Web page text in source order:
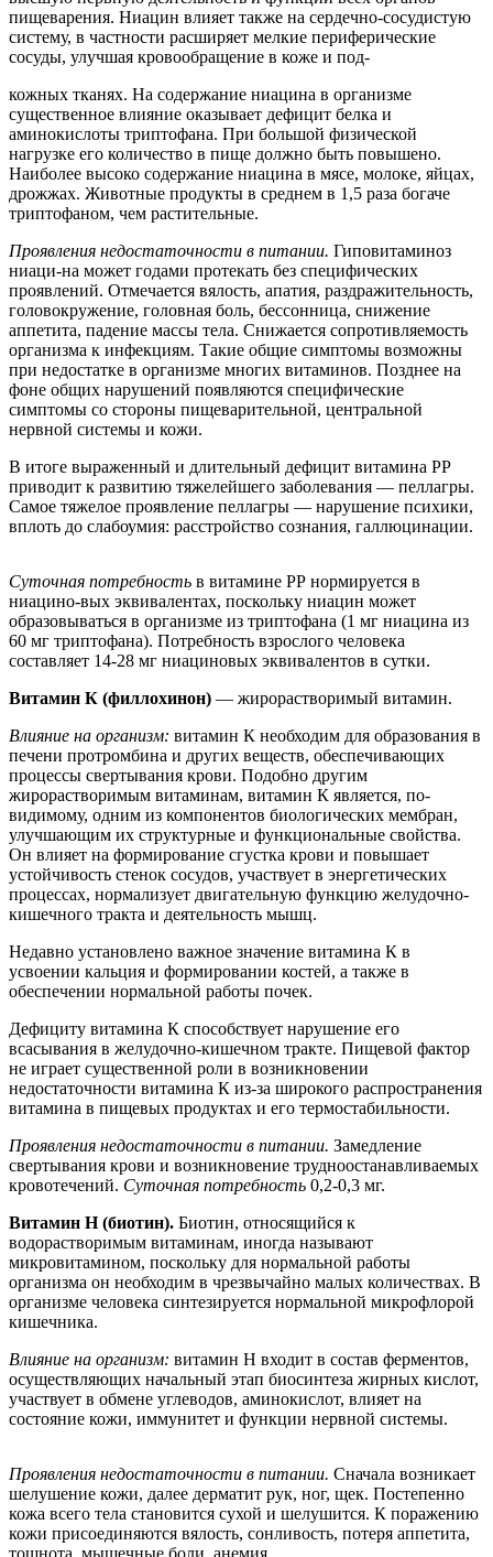
пищеварения. Ниацин влияет также на сердечно-сосудистую
систему, в частности расширяет мелкие периферические
сосуды, улучшая кровообращение в коже и под-
кожных тканях. На содержание ниацина в организме
существенное влияние оказывает дефицит белка и
аминокислоты триптофана. При большой физической
нагрузке его количество в пище должно быть повышено.
Наиболее высоко содержание ниацина в мясе, молоке, яйцах,
дрожжах. Животные продукты в среднем в 1,5 раза богаче
триптофаном, чем растительные.
Проявления недостаточности в питании. Гиповитаминоз
ниаци-на может годами протекать без специфических
проявлений. Отмечается вялость, апатия, раздражительность,
головокружение, головная боль, бессонница, снижение
аппетита, падение массы тела. Снижается сопротивляемость
организма к инфекциям. Такие общие симптомы возможны
при недостатке в организме многих витаминов. Позднее на
фоне общих нарушений появляются специфические
симптомы со стороны пищеварительной, центральной
нервной системы и кожи.
В итоге выраженный и длительный дефицит витамина РР
приводит к развитию тяжелейшего заболевания — пеллагры.
Самое тяжелое проявление пеллагры — нарушение психики,
вплоть до слабоумия: расстройство сознания, галлюцинации.
Суточная потребность в витамине РР нормируется в
ниацино-вых эквивалентах, поскольку ниацин может
образовываться в организме из триптофана (1 мг ниацина из
60 мг триптофана). Потребность взрослого человека
составляет 14-28 мг ниациновых эквивалентов в сутки.
Витамин К (филлохинон) — жирорастворимый витамин.
Влияние на организм: витамин К необходим для образования в
печени протромбина и других веществ, обеспечивающих
процессы свертывания крови. Подобно другим
жирорастворимым витаминам, витамин К является, по-
видимому, одним из компонентов биологических мембран,
улучшающим их структурные и функциональные свойства.
Он влияет на формирование сгустка крови и повышает
устойчивость стенок сосудов, участвует в энергетических
процессах, нормализует двигательную функцию желудочно-
кишечного тракта и деятельность мышц.
Недавно установлено важное значение витамина К в
усвоении кальция и формировании костей, а также в
обеспечении нормальной работы почек.
Дефициту витамина К способствует нарушение его
всасывания в желудочно-кишечном тракте. Пищевой фактор
не играет существенной роли в возникновении
недостаточности витамина К из-за широкого распространения
витамина в пищевых продуктах и его термостабильности.
Проявления недостаточности в питании. Замедление
свертывания крови и возникновение трудноостанавливаемых
кровотечений. Суточная потребность 0,2-0,3 мг.
Витамин Н (биотин). Биотин, относящийся к
водорастворимым витаминам, иногда называют
микровитамином, поскольку для нормальной работы
организма он необходим в чрезвычайно малых количествах. В
организме человека синтезируется нормальной микрофлорой
кишечника.
Влияние на организм: витамин Н входит в состав ферментов,
осуществляющих начальный этап биосинтеза жирных кислот,
участвует в обмене углеводов, аминокислот, влияет на
состояние кожи, иммунитет и функции нервной системы.
Проявления недостаточности в питании. Сначала возникает
шелушение кожи, далее дерматит рук, ног, щек. Постепенно
кожа всего тела становится сухой и шелушится. К поражению
кожи присоединяются вялость, сонливость, потеря аппетита,
тошнота, мышечные боли, анемия.